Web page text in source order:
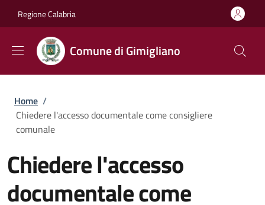
Regione Calabria
Comune di Gimigliano
Briciole di pane
Home /
Chiedere l'accesso documentale come consigliere
comunale
Chiedere l'accesso
documentale come